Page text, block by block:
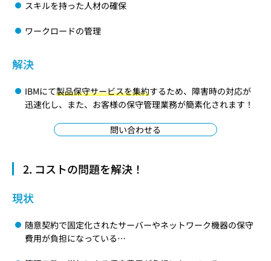
スキルを持った人材の確保
ワークロードの管理
解決
IBMにて製品保守サービスを集約するため、障害時の対応が
迅速化し、また、お客様の保守管理業務が簡素化されます！
問い合わせる
2. コストの問題を解決！
現状
随意契約で固定化されたサーバーやネットワーク機器の保守
費用が負担になっている…